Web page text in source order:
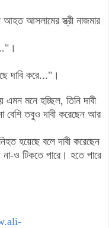
আহত আসলামের স্ত্রী নাজমার
দাবি করে..."।
মনে হচ্ছিল, তিনি দাবী
বেশি তবুও দাবী করেছেন আর
হয়েছে বলে দাবী করেছেন
না-ও টিকতে পারে। হতে পারে